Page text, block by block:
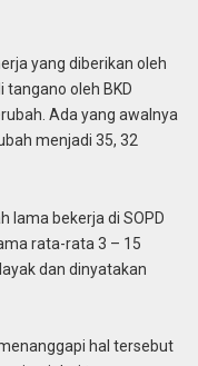
yang diberikan oleh
tangano oleh BKD
Ada yang awalnya
menjadi 35, 32
lama bekerja di SOPD
rata-rata 3 – 15
dan dinyatakan
hal tersebut